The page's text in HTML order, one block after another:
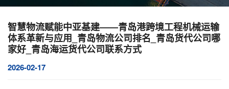
智慧物流赋能中亚基建——青岛港跨境工程机械运输
体系革新与应用_青岛物流公司排名_青岛货代公司哪
家好_青岛海运货代公司联系方式
2026-02-17